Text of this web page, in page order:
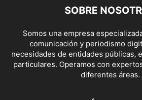
SOBRE
Somos una empresa
comunicación y periodismo
necesidades de entidades públicas,
particulares. Operamos con
diferentes áreas.